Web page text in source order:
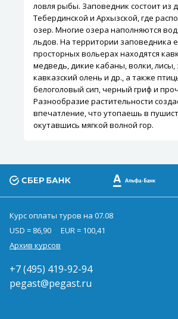
ловля рыбы. Заповедник состоит из
Тебердинской и Архызской, где
озер. Многие озера наполняются
льдов. На территории заповедника
просторных вольерах находятся
медведь, дикие кабаны, волки, лисы,
кавказский олень и др., а также
белоголовый сип, черный гриф и
Разнообразие растительности
впечатление, что утопаешь в
окутавшись мягкой волной гор.
Курс оплаты туров на 07.08
USD = 86,90
EUR = 100,41
Архив курсов
+7 (495) 419-92-94
pegast@pegast.ru